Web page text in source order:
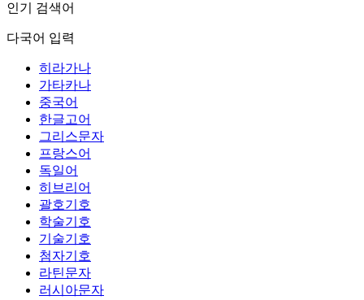
인기 검색어
다국어 입력
히라가나
가타카나
중국어
한글고어
그리스문자
프랑스어
독일어
히브리어
괄호기호
학술기호
기술기호
첨자기호
라틴문자
러시아문자